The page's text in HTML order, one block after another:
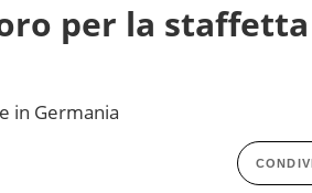
per la staffetta
in Germania